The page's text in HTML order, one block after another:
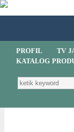
PROFIL TV
KATALOG